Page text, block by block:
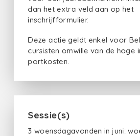
dan het extra veld aan op het
inschrijfformulier.
Deze actie geldt enkel voor
cursisten omwille van de hoge
portkosten.
Sessie(s)
3 woensdagavonden in juni: